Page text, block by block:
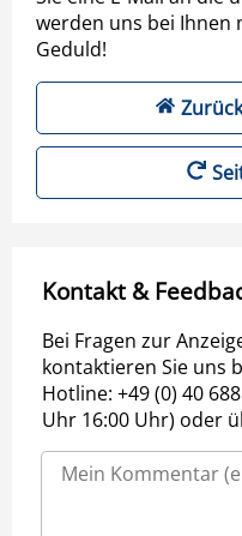
werden uns bei Ihnen
Geduld!
Kontakt &
Bei Fragen zur
kontaktieren Sie uns
Hotline: +49 (0) 40
Uhr 16:00 Uhr) oder